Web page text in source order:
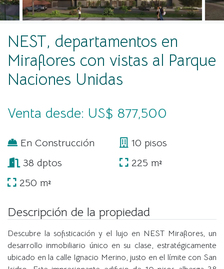
NEST, departamentos en
Miraflores con vistas al Parque
Naciones Unidas
Venta desde: US$ 877,500
En Construcción
10 pisos
38 dptos
225 m²
250 m²
Descripción de la propiedad
Descubre la sofisticación y el lujo en NEST Miraflores, un
desarrollo inmobiliario único en su clase, estratégicamente
ubicado en la calle Ignacio Merino, justo en el límite con San